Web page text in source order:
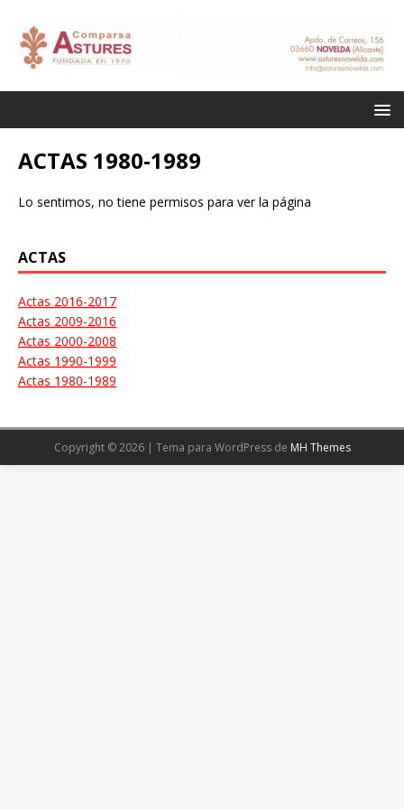
ACTAS 1980-1989
Lo sentimos, no tiene permisos para ver la página
ACTAS
Actas 2016-2017
Actas 2009-2016
Actas 2000-2008
Actas 1990-1999
Actas 1980-1989
Copyright © 2026 | Tema para WordPress de MH Themes